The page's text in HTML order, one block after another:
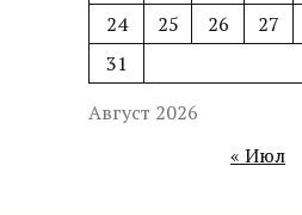
Август 2026
24
25 26 27
31
« Июл